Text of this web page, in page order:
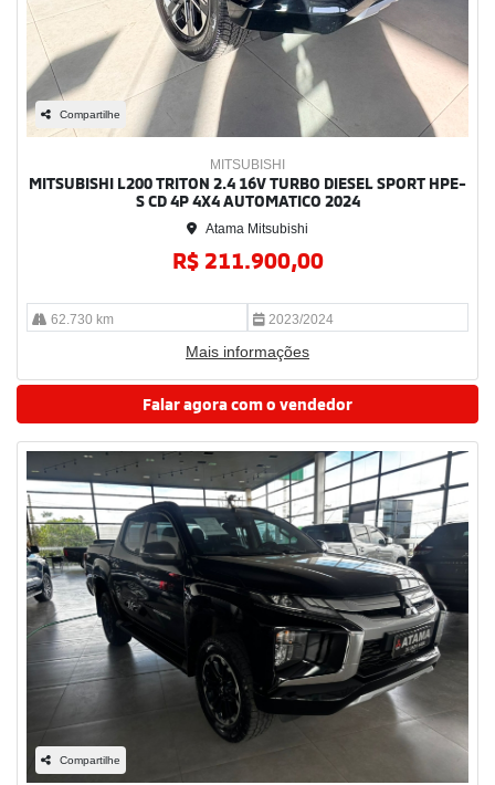
Compartilhe
MITSUBISHI
MITSUBISHI L200 TRITON 2.4 16V TURBO DIESEL SPORT HPE-
S CD 4P 4X4 AUTOMATICO 2024
Atama Mitsubishi
R$ 211.900,00
62.730 km 2023/2024
Mais informações
Falar agora com o vendedor
Compartilhe